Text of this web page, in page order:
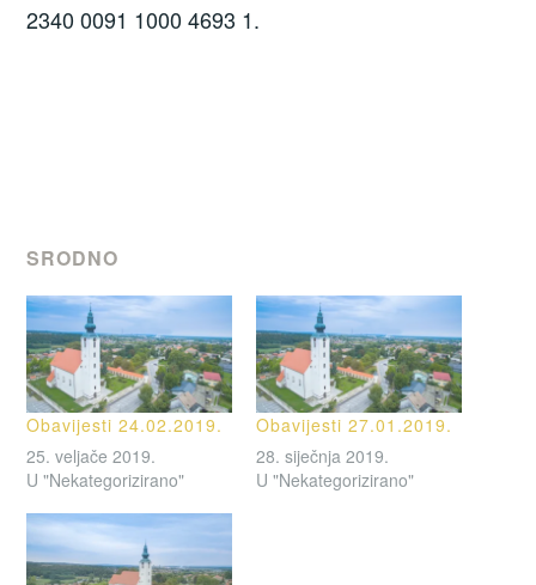
2340 0091 1000 4693 1.
SRODNO
Obavijesti 24.02.2019.
25. veljače 2019.
U "Nekategorizirano"
Obavijesti 27.01.2019.
28. siječnja 2019.
U "Nekategorizirano"